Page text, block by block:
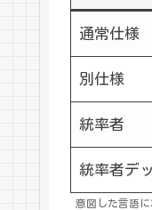
通常仕様
別仕様
統率者
統率者デ
意図した言語